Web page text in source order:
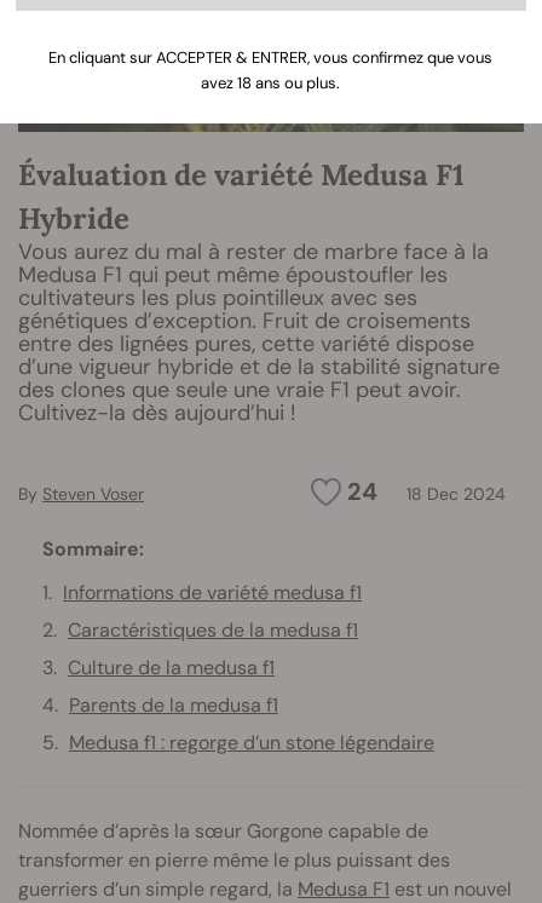
Évaluation de variété Medusa F1
Hybride
Vous aurez du mal à rester de marbre face à la
Medusa F1 qui peut même époustoufler les
cultivateurs les plus pointilleux avec ses
génétiques d’exception. Fruit de croisements
entre des lignées pures, cette variété dispose
d’une vigueur hybride et de la stabilité signature
des clones que seule une vraie F1 peut avoir.
Cultivez-la dès aujourd’hui !
24 18 Dec 2024
By Steven Voser
Sommaire:
Informations de variété medusa f1
Caractéristiques de la medusa f1
Culture de la medusa f1
Parents de la medusa f1
Medusa f1 : regorge d’un stone légendaire
Nommée d’après la sœur Gorgone capable de
transformer en pierre même le plus puissant des
guerriers d’un simple regard, la Medusa F1 est un nouvel
En cliquant sur ACCEPTER & ENTRER, vous confirmez que vous
avez 18 ans ou plus.